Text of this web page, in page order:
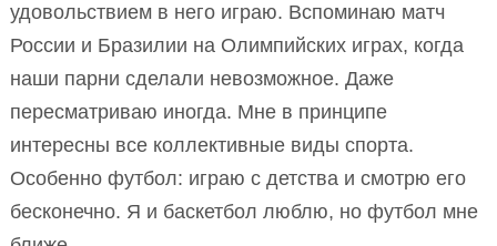
удовольствием в него играю. Вспоминаю матч
России и Бразилии на Олимпийских играх, когда
наши парни сделали невозможное. Даже
пересматриваю иногда. Мне в принципе
интересны все коллективные виды спорта.
Особенно футбол: играю с детства и смотрю его
бесконечно. Я и баскетбол люблю, но футбол мне